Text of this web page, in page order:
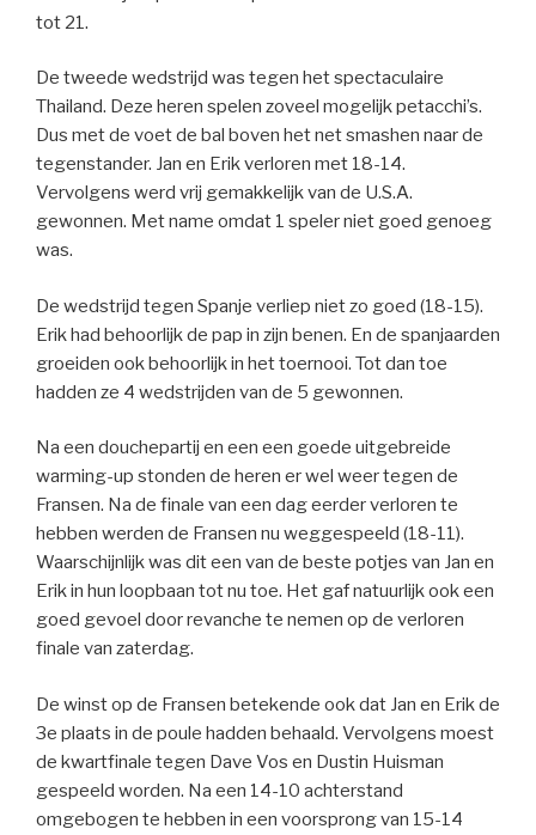
tot 21.
De tweede wedstrijd was tegen het spectaculaire
Thailand. Deze heren spelen zoveel mogelijk petacchi’s.
Dus met de voet de bal boven het net smashen naar de
tegenstander. Jan en Erik verloren met 18-14.
Vervolgens werd vrij gemakkelijk van de U.S.A.
gewonnen. Met name omdat 1 speler niet goed genoeg
was.
De wedstrijd tegen Spanje verliep niet zo goed (18-15).
Erik had behoorlijk de pap in zijn benen. En de spanjaarden
groeiden ook behoorlijk in het toernooi. Tot dan toe
hadden ze 4 wedstrijden van de 5 gewonnen.
Na een douchepartij en een een goede uitgebreide
warming-up stonden de heren er wel weer tegen de
Fransen. Na de finale van een dag eerder verloren te
hebben werden de Fransen nu weggespeeld (18-11).
Waarschijnlijk was dit een van de beste potjes van Jan en
Erik in hun loopbaan tot nu toe. Het gaf natuurlijk ook een
goed gevoel door revanche te nemen op de verloren
finale van zaterdag.
De winst op de Fransen betekende ook dat Jan en Erik de
3e plaats in de poule hadden behaald. Vervolgens moest
de kwartfinale tegen Dave Vos en Dustin Huisman
gespeeld worden. Na een 14-10 achterstand
omgebogen te hebben in een voorsprong van 15-14